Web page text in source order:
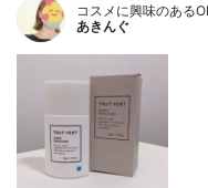
コスメに興味のあるOL
あきんぐ